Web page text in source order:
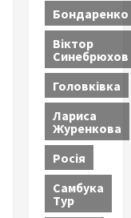
Бондаренко
Віктор
Синебрюхов
Головківка
Лариса
Журенкова
Росія
Самбука
Тур